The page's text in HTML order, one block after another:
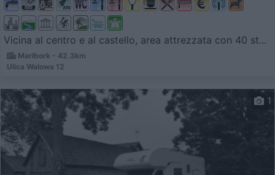
Vicina al centro e al castello, area attrezzata con 40 st...
Marlbork - 42.3km
Ulica Walowa 12
1